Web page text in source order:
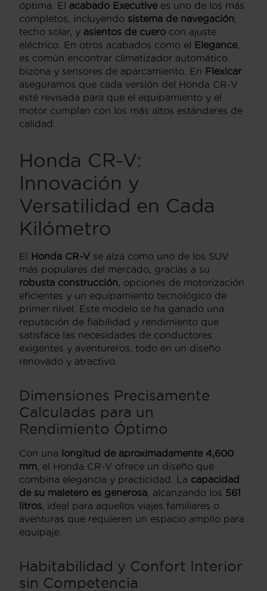
óptima. El acabado Executive es uno de los más
completos, incluyendo sistema de navegación
techo solar, y asientos de cuero con ajuste
eléctrico. En otros acabados como el Elegance
es común encontrar climatizador automático
bizona y sensores de aparcamiento. En Flexicar
aseguramos que cada versión del Honda CR-V
esté revisada para que el equipamiento y el
motor cumplan con los más altos estándares de
calidad.
Honda CR-V:
Innovación y
Versatilidad en Cada
Kilómetro
El Honda CR-V se alza como uno de los SUV
más populares del mercado, gracias a su
robusta construcción , opciones de motorización
eficientes y un equipamiento tecnológico de
primer nivel. Este modelo se ha ganado una
reputación de fiabilidad y rendimiento que
satisface las necesidades de conductores
exigentes y aventureros, todo en un diseño
renovado y atractivo.
Dimensiones Precisamente
Calculadas para un
Rendimiento Óptimo
Con una longitud de aproximadamente 4,600
mm , el Honda CR-V ofrece un diseño que
combina elegancia y practicidad. La capacidad
de su maletero es generosa , alcanzando los 561
litros , ideal para aquellos viajes familiares o
aventuras que requieren un espacio amplio para
equipaje.
Habitabilidad y Confort Interior
sin Competencia